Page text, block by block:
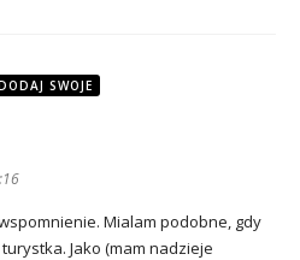
SWOJE
Mialam podobne, gdy
Jako (mam nadzieje